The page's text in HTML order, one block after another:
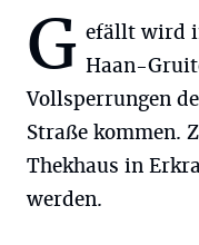
G efällt wird
Haan-
Vollsperrungen
Straße kommen.
Thekhaus in
werden.